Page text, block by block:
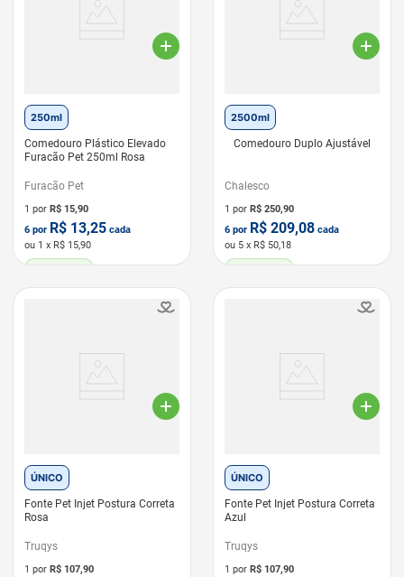
250ml
Comedouro Plástico Elevado
Furacão Pet 250ml Rosa
Furacão Pet
1 por R$ 15,90
6 por R$ 13,25 cada
ou 1 x R$ 15,90
2500ml
Comedouro Duplo Ajustável
Chalesco
1 por R$ 250,90
6 por R$ 209,08 cada
ou 5 x R$ 50,18
ÚNICO
Fonte Pet Injet Postura Correta
Rosa
Truqys
1 por R$ 107,90
ÚNICO
Fonte Pet Injet Postura Correta
Azul
Truqys
1 por R$ 107,90